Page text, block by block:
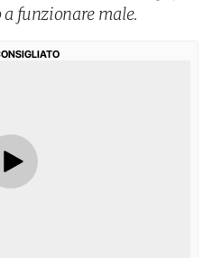
funzionare male.